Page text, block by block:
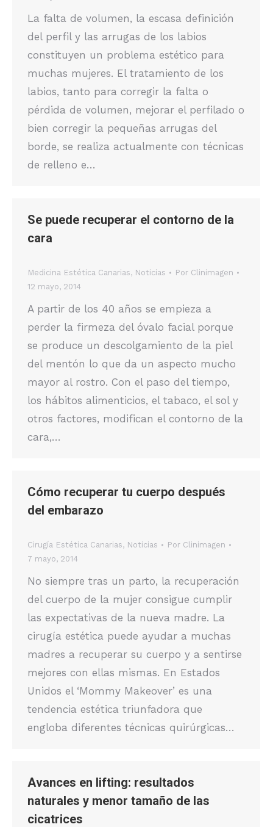
La falta de volumen, la escasa definición
del perfil y las arrugas de los labios
constituyen un problema estético para
muchas mujeres. El tratamiento de los
labios, tanto para corregir la falta o
pérdida de volumen, mejorar el perfilado o
bien corregir la pequeñas arrugas del
borde, se realiza actualmente con técnicas
de relleno e…
Se puede recuperar el contorno de la
cara
Medicina Estética Canarias, Noticias Por Clinimagen
12 mayo, 2014
A partir de los 40 años se empieza a
perder la firmeza del óvalo facial porque
se produce un descolgamiento de la piel
del mentón lo que da un aspecto mucho
mayor al rostro. Con el paso del tiempo,
los hábitos alimenticios, el tabaco, el sol y
otros factores, modifican el contorno de la
cara,…
Cómo recuperar tu cuerpo después
del embarazo
Cirugía Estética Canarias, Noticias Por Clinimagen
7 mayo, 2014
No siempre tras un parto, la recuperación
del cuerpo de la mujer consigue cumplir
las expectativas de la nueva madre. La
cirugía estética puede ayudar a muchas
madres a recuperar su cuerpo y a sentirse
mejores con ellas mismas. En Estados
Unidos el ‘Mommy Makeover’ es una
tendencia estética triunfadora que
engloba diferentes técnicas quirúrgicas…
Avances en lifting: resultados
naturales y menor tamaño de las
cicatrices